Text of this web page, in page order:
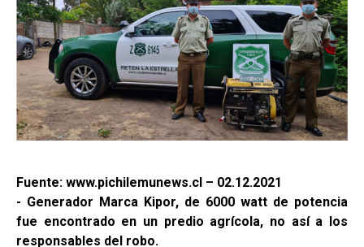
Fuente: www.pichilemunews.cl – 02.12.2021
- Generador Marca Kipor, de 6000 watt de potencia
fue encontrado en un predio agrícola, no así a los
responsables del robo.